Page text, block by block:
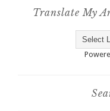
Translate My